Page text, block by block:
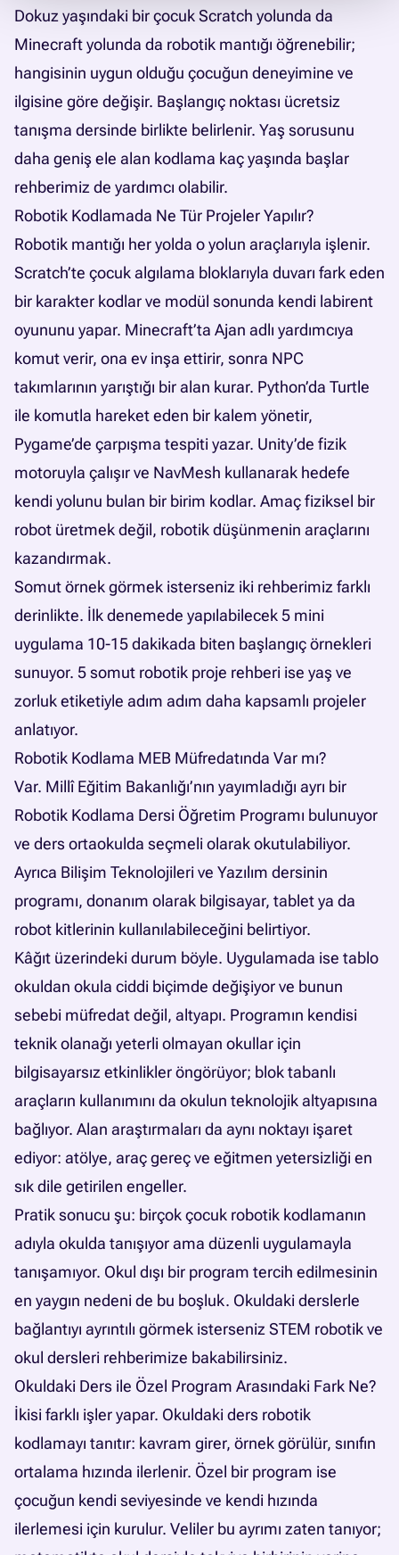
Dokuz yaşındaki bir çocuk Scratch yolunda da
Minecraft yolunda da robotik mantığı öğrenebilir;
hangisinin uygun olduğu çocuğun deneyimine ve
ilgisine göre değişir. Başlangıç noktası ücretsiz
tanışma dersinde birlikte belirlenir. Yaş sorusunu
daha geniş ele alan kodlama kaç yaşında başlar
rehberimiz de yardımcı olabilir.
Robotik Kodlamada Ne Tür Projeler Yapılır?
Robotik mantığı her yolda o yolun araçlarıyla işlenir.
Scratch’te çocuk algılama bloklarıyla duvarı fark eden
bir karakter kodlar ve modül sonunda kendi labirent
oyununu yapar. Minecraft’ta Ajan adlı yardımcıya
komut verir, ona ev inşa ettirir, sonra NPC
takımlarının yarıştığı bir alan kurar. Python’da Turtle
ile komutla hareket eden bir kalem yönetir,
Pygame’de çarpışma tespiti yazar. Unity’de fizik
motoruyla çalışır ve NavMesh kullanarak hedefe
kendi yolunu bulan bir birim kodlar. Amaç fiziksel bir
robot üretmek değil, robotik düşünmenin araçlarını
kazandırmak.
Somut örnek görmek isterseniz iki rehberimiz farklı
derinlikte. İlk denemede yapılabilecek 5 mini
uygulama 10-15 dakikada biten başlangıç örnekleri
sunuyor. 5 somut robotik proje rehberi ise yaş ve
zorluk etiketiyle adım adım daha kapsamlı projeler
anlatıyor.
Robotik Kodlama MEB Müfredatında Var mı?
Var. Millî Eğitim Bakanlığı’nın yayımladığı ayrı bir
Robotik Kodlama Dersi Öğretim Programı bulunuyor
ve ders ortaokulda seçmeli olarak okutulabiliyor.
Ayrıca Bilişim Teknolojileri ve Yazılım dersinin
programı, donanım olarak bilgisayar, tablet ya da
robot kitlerinin kullanılabileceğini belirtiyor.
Kâğıt üzerindeki durum böyle. Uygulamada ise tablo
okuldan okula ciddi biçimde değişiyor ve bunun
sebebi müfredat değil, altyapı. Programın kendisi
teknik olanağı yeterli olmayan okullar için
bilgisayarsız etkinlikler öngörüyor; blok tabanlı
araçların kullanımını da okulun teknolojik altyapısına
bağlıyor. Alan araştırmaları da aynı noktayı işaret
ediyor: atölye, araç gereç ve eğitmen yetersizliği en
sık dile getirilen engeller.
Pratik sonucu şu: birçok çocuk robotik kodlamanın
adıyla okulda tanışıyor ama düzenli uygulamayla
tanışamıyor. Okul dışı bir program tercih edilmesinin
en yaygın nedeni de bu boşluk. Okuldaki derslerle
bağlantıyı ayrıntılı görmek isterseniz STEM robotik ve
okul dersleri rehberimize bakabilirsiniz.
Okuldaki Ders ile Özel Program Arasındaki Fark Ne?
İkisi farklı işler yapar. Okuldaki ders robotik
kodlamayı tanıtır: kavram girer, örnek görülür, sınıfın
ortalama hızında ilerlenir. Özel bir program ise
çocuğun kendi seviyesinde ve kendi hızında
ilerlemesi için kurulur. Veliler bu ayrımı zaten tanıyor;